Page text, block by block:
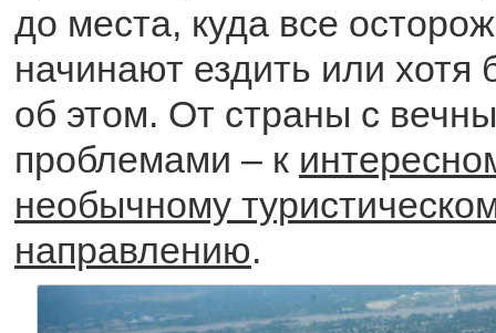
до места, куда все
начинают ездить или
об этом. От страны с
проблемами – к
необычному
направлению.